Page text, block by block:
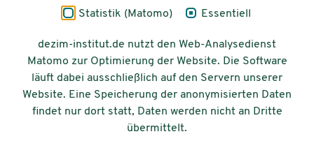
Impressum
Datenschutz
Barrierefreiheit
© 2026 Deutsches Zentrum für
Integrations-
und Migrationsforschung DeZIM e.V.
Statistik (Matomo) Essentiell
dezim-institut.de nutzt den Web-Analysedienst
Matomo zur Optimierung der Website. Die Software
läuft dabei ausschließlich auf den Servern unserer
Website. Eine Speicherung der anonymisierten Daten
findet nur dort statt, Daten werden nicht an Dritte
übermittelt.